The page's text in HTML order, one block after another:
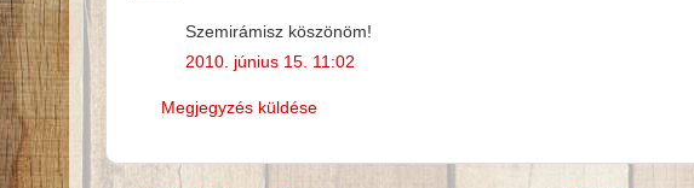
Szemirámisz köszönöm!
2010. június 15. 11:02
Megjegyzés küldése